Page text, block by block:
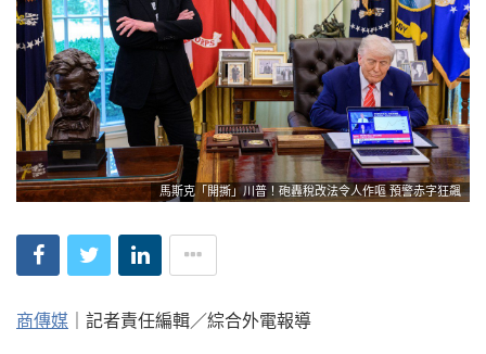
馬斯克「開撕」川普！砲轟稅改法令人作嘔 預警赤字狂飆
商傳媒 ｜記者責任編輯／綜合外電報導